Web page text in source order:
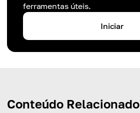
ferramentas úteis.
Iniciar
Conteúdo Relacionado